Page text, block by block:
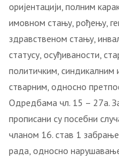
оријентацији, полним
имовном стању, рођењу,
здравственом стању,
статусу, осуђиваности,
политичким, синдикалним
стварним, односно
Одредбама чл. 15 – 27а.
прописани су посебни
чланом 16. став 1
рада, односно